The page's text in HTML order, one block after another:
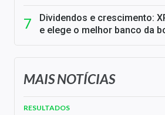
Dividendos e crescimento:
e elege o melhor banco da
MAIS NOTÍCIAS
RESULTADOS